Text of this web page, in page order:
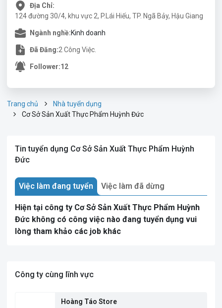
Địa Chỉ:
124 đường 30/4, khu vực 2, P.Lái Hiếu, TP. Ngã Bảy, Hậu Giang
Ngành nghề:Kinh doanh
Đã Đăng:2 Công Việc.
Follower:12
Trang chủ
Nhà tuyển dụng
Cơ Sở Sản Xuất Thực Phẩm Huỳnh Đức
Tin tuyển dụng Cơ Sở Sản Xuất Thực Phẩm Huỳnh
Đức
Việc làm đang tuyển Việc làm đã dừng
Hiện tại công ty Cơ Sở Sản Xuất Thực Phẩm Huỳnh
Đức không có công việc nào đang tuyển dụng vui
lòng tham khảo các job khác
Công ty cùng lĩnh vực
Hoàng Táo Store